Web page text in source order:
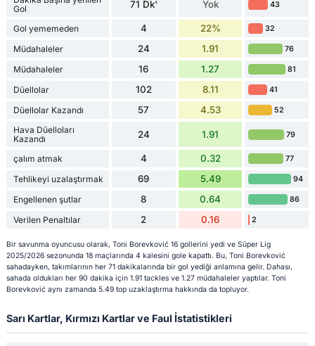
Gol
71 Dk' Yok 43
Gol yememeden 4 22% 32
Müdahaleler 24 1.91 76
Müdahaleler 16 1.27 81
Düellolar 102 8.11 41
Düellolar Kazandı 57 4.53 52
Hava Düelloları
Kazandı
24 1.91 79
çalım atmak 4 0.32 77
Tehlikeyi uzalaştırmak 69 5.49 94
Engellenen şutlar 8 0.64 86
Verilen Penaltılar 2 0.16 2
Bir savunma oyuncusu olarak, Toni Borevković 16 gollerini yedi ve Süper Lig
2025/2026 sezonunda 18 maçlarında 4 kalesini gole kapattı. Bu, Toni Borevković
sahadayken, takımlarının her 71 dakikalarında bir gol yediği anlamına gelir. Dahası,
sahada oldukları her 90 dakika için 1.91 tackles ve 1.27 müdahaleler yaptılar. Toni
Borevković aynı zamanda 5.49 top uzaklaştırma hakkında da topluyor.
Sarı Kartlar, Kırmızı Kartlar ve Faul İstatistikleri